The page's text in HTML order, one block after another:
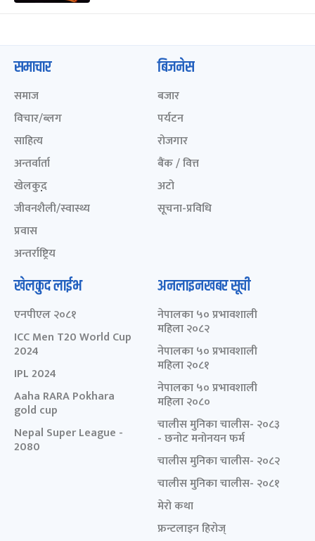
समाचार
समाज
विचार/ब्लग
साहित्य
अन्तर्वार्ता
खेलकुद़़
जीवनशैली/स्वास्थ्य
प्रवास
अन्तर्राष्ट्रिय
बिजनेस
बजार
पर्यटन
रोजगार
बैंक / वित्त
अटो
सूचना-प्रविधि
खेलकुद लाईभ
एनपीएल २०८१
ICC Men T20 World Cup
2024
IPL 2024
Aaha RARA Pokhara
gold cup
Nepal Super League -
2080
अनलाइनखबर सूची
नेपालका ५० प्रभावशाली
महिला २०८२
नेपालका ५० प्रभावशाली
महिला २०८१
नेपालका ५० प्रभावशाली
महिला २०८०
चालीस मुनिका चालीस- २०८३
- छनोट मनोनयन फर्म
चालीस मुनिका चालीस- २०८२
चालीस मुनिका चालीस- २०८१
मेरो कथा
फ्रन्टलाइन हिरोज्